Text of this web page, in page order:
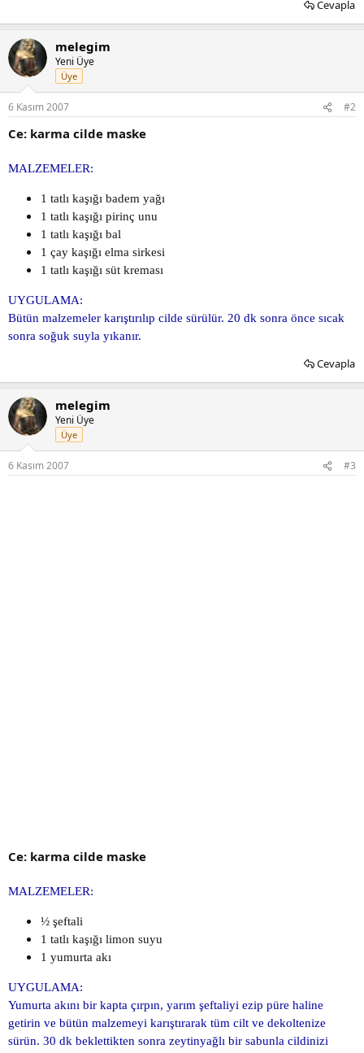
Cevapla
melegim
Yeni Üye
Üye
6 Kasım 2007 #2
Ce: karma cilde maske
MALZEMELER:
1 tatlı kaşığı badem yağı
1 tatlı kaşığı pirinç unu
1 tatlı kaşığı bal
1 çay kaşığı elma sirkesi
1 tatlı kaşığı süt kreması
UYGULAMA:
Bütün malzemeler karıştırılıp cilde sürülür. 20 dk sonra önce sıcak
sonra soğuk suyla yıkanır.
Cevapla
melegim
Yeni Üye
Üye
6 Kasım 2007 #3
Ce: karma cilde maske
MALZEMELER:
½ şeftali
1 tatlı kaşığı limon suyu
1 yumurta akı
UYGULAMA:
Yumurta akını bir kapta çırpın, yarım şeftaliyi ezip püre haline
getirin ve bütün malzemeyi karıştırarak tüm cilt ve dekoltenize
sürün. 30 dk beklettikten sonra zeytinyağlı bir sabunla cildinizi